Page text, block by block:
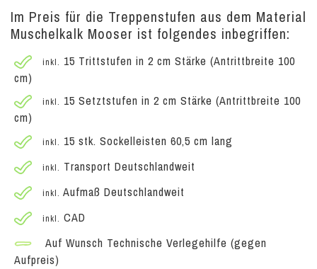
Im Preis für die Treppenstufen aus dem Material
Muschelkalk Mooser ist folgendes inbegriffen:
inkl. 15 Trittstufen in 2 cm Stärke (Antrittbreite 100
cm)
inkl. 15 Setztstufen in 2 cm Stärke (Antrittbreite 100
cm)
inkl. 15 stk. Sockelleisten 60,5 cm lang
inkl. Transport Deutschlandweit
inkl. Aufmaß Deutschlandweit
inkl. CAD
Auf Wunsch Technische Verlegehilfe (gegen
Aufpreis)